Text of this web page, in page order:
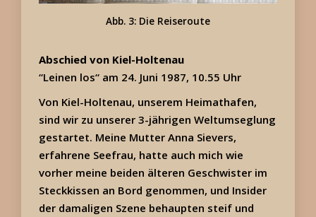
Abb. 3: Die Reiseroute
Abschied von Kiel-Holtenau
“Leinen los“ am 24. Juni 1987, 10.55 Uhr
Von Kiel-Holtenau, unserem Heimathafen,
sind wir zu unserer 3-jährigen Weltumseglung
gestartet. Meine Mutter Anna Sievers,
erfahrene Seefrau, hatte auch mich wie
vorher meine beiden älteren Geschwister im
Steckkissen an Bord genommen, und Insider
der damaligen Szene behaupten steif und